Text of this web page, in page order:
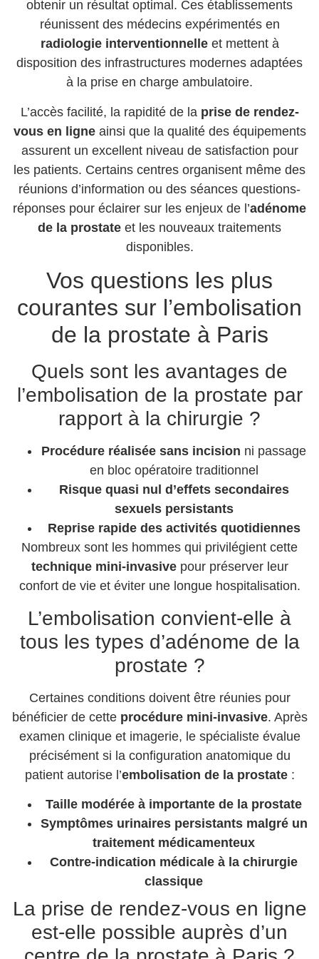
obtenir un résultat optimal. Ces établissements
réunissent des médecins expérimentés en
radiologie interventionnelleet mettent à
disposition des infrastructures modernes adaptées
à la prise en charge ambulatoire.
L’accès facilité, la rapidité de la prise de rendez-
vous en ligneainsi que la qualité des équipements
assurent un excellent niveau de satisfaction pour
les patients. Certains centres organisent même des
réunions d’information ou des séances questions-
réponses pour éclairer sur les enjeux de l’adénome
de la prostate et les nouveaux traitements
disponibles.
Vos questions les plus
courantes sur l’embolisation
de la prostate à Paris
Quels sont les avantages de
l’embolisation de la prostate par
rapport à la chirurgie ?
Procédure réalisée sans incision ni passage
en bloc opératoire traditionnel
Risque quasi nul d’effets secondaires
sexuels persistants
Reprise rapide des activités quotidiennes
Nombreux sont les hommes qui privilégient cette
technique mini-invasivepour préserver leur
confort de vie et éviter une longue hospitalisation.
L’embolisation convient-elle à
tous les types d’adénome de la
prostate ?
Certaines conditions doivent être réunies pour
bénéficier de cette procédure mini-invasive. Après
examen clinique et imagerie, le spécialiste évalue
précisément si la configuration anatomique du
patient autorise l’embolisation de la prostate:
Taille modérée à importante de la prostate
Symptômes urinaires persistants malgré un
traitement médicamenteux
Contre-indication médicale à la chirurgie
classique
La prise de rendez-vous en ligne
est-elle possible auprès d’un